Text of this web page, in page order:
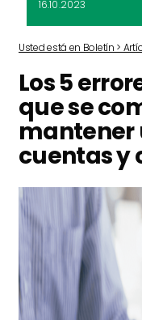
16.10.2023
Usted está en Boletín >
Los 5
que se
mantener
cuentas y